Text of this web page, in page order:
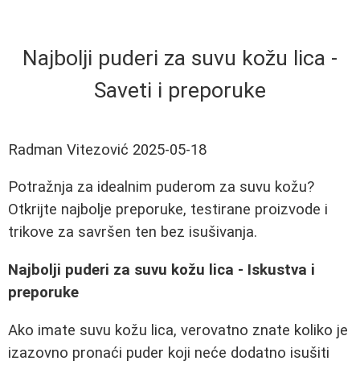
Najbolji puderi za suvu kožu lica -
Saveti i preporuke
Radman Vitezović 2025-05-18
Potražnja za idealnim puderom za suvu kožu?
Otkrijte najbolje preporuke, testirane proizvode i
trikove za savršen ten bez isušivanja.
Najbolji puderi za suvu kožu lica - Iskustva i
preporuke
Ako imate suvu kožu lica, verovatno znate koliko je
izazovno pronaći puder koji neće dodatno isušiti